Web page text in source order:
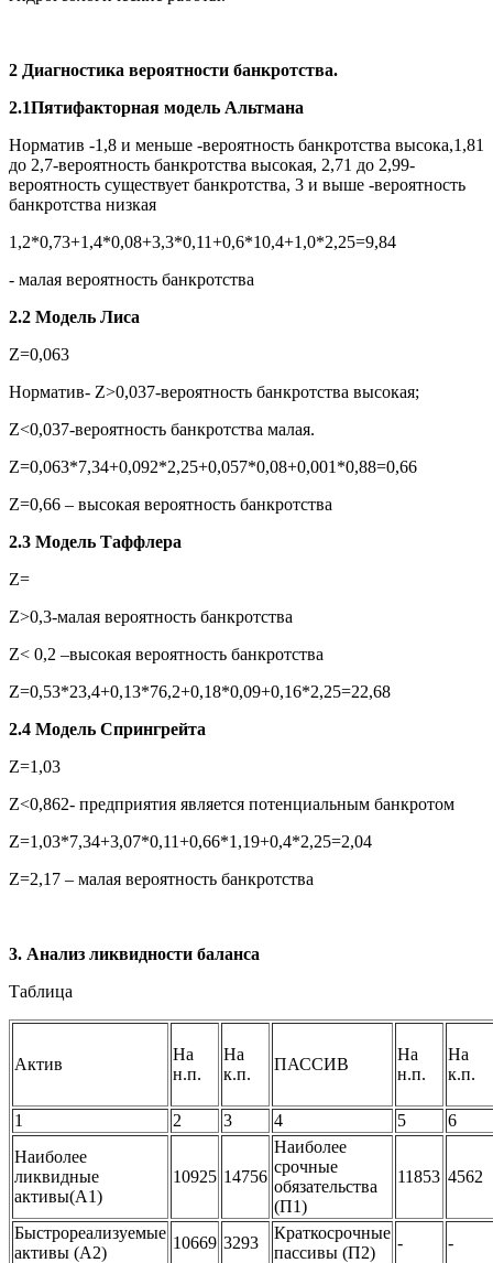
2 Диагностика вероятности банкротства.
2.1Пятифакторная модель Альтмана
Норматив -1,8 и меньше -вероятность банкротства высока,1,81
до 2,7-вероятность банкротства высокая, 2,71 до 2,99-
вероятность существует банкротства, 3 и выше -вероятность
банкротства низкая
1,2*0,73+1,4*0,08+3,3*0,11+0,6*10,4+1,0*2,25=9,84
- малая вероятность банкротства
2.2 Модель Лиса
Z=0,063
Норматив- Z>0,037-вероятность банкротства высокая;
Z<0,037-вероятность банкротства малая.
Z=0,063*7,34+0,092*2,25+0,057*0,08+0,001*0,88=0,66
Z=0,66 – высокая вероятность банкротства
2.3 Модель Таффлера
Z=
Z>0,3-малая вероятность банкротства
Z< 0,2 –высокая вероятность банкротства
Z=0,53*23,4+0,13*76,2+0,18*0,09+0,16*2,25=22,68
2.4 Модель Спрингрейта
Z=1,03
Z<0,862- предприятия является потенциальным банкротом
Z=1,03*7,34+3,07*0,11+0,66*1,19+0,4*2,25=2,04
Z=2,17 – малая вероятность банкротства
3. Анализ ликвидности баланса
Таблица
Актив
На
н.п.
На
к.п.
ПАССИВ
На
н.п.
На
к.п.
1 2 3 4 5
6
Наиболее
ликвидные
активы(А1)
10925 14756
Наиболее
срочные
обязательства
(П1)
11853 4562
Быстрореализуемые
активы (А2)
10669 3293
Краткосрочные
пассивы (П2)
-
-